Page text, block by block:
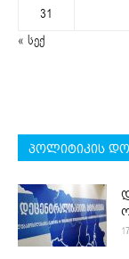
31
« სექ
პოლიტიკის